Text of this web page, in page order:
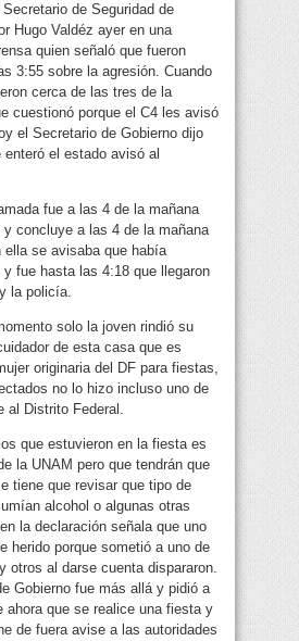
de Seguridad de
Hugo Valdéz ayer en una
quien señaló que fueron
3:55 sobre la agresión. Cuando
cerca de las tres de la
cuestionó porque el C4 les avisó
el Secretario de Gobierno dijo
el estado avisó al
fue a las 4 de la mañana
concluye a las 4 de la mañana
ella se avisaba que había
y fue hasta las 4:18 que llegaron
la policía.
solo la joven rindió su
de esta casa que es
originaria del DF para fiestas,
no lo hizo incluso uno de
al Distrito Federal.
que estuvieron en la fiesta es
la UNAM pero que tendrán que
tiene que revisar que tipo de
alcohol o algunas otras
la declaración señala que uno
herido porque sometió a uno de
otros al darse cuenta dispararon.
Gobierno fue más allá y pidió a
ahora que se realice una fiesta y
de fuera avise a las autoridades